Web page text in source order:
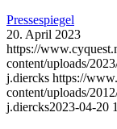
Pressespiegel
20. April 2023
https://
content/uploads/
j.diercks https://
content/uploads/
j.diercks2023-04-20